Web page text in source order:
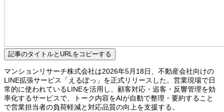
記事のタイトルとURLをコピーする
マンションリサーチ株式会社は2026年5月18日、不動産会社向けの
LINE拡張サービス「えるぽっ」を正式リリースした。営業現場で日
常的に使われているLINEを活用し、顧客対応・追客・反響管理を効
率化するサービスで、トーク内容をAIが自動で整理・要約すること
で営業担当者の負荷軽減と対応品質の向上を支援する。